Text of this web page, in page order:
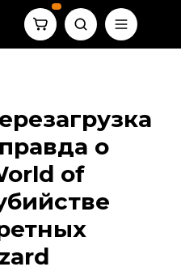
о
of